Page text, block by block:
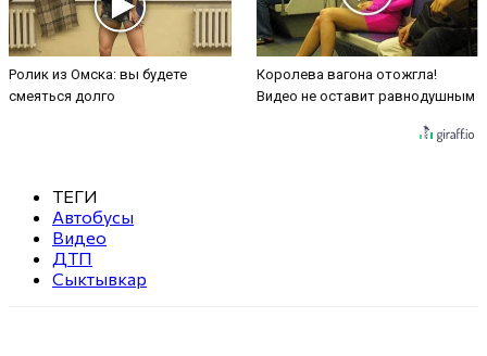
Ролик из Омска: вы будете
смеяться долго
Королева вагона отожгла!
Видео не оставит равнодушным
ТЕГИ
Автобусы
Видео
ДТП
Сыктывкар